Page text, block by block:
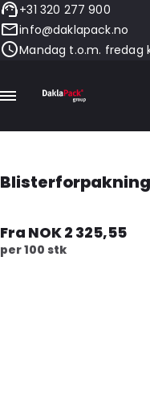
+31 320 277 900
info@daklapack.no
Mandag t.o.m. fredag
Fra NOK 2 325,55
per 100 stk